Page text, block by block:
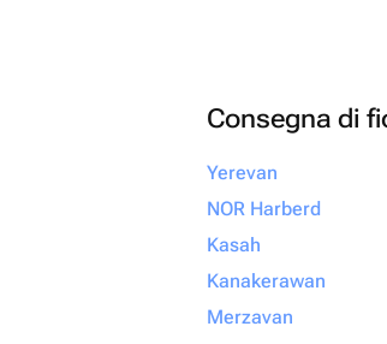
Consegna di
Yerevan
NOR Harberd
Kasah
Kanakerawan
Merzavan